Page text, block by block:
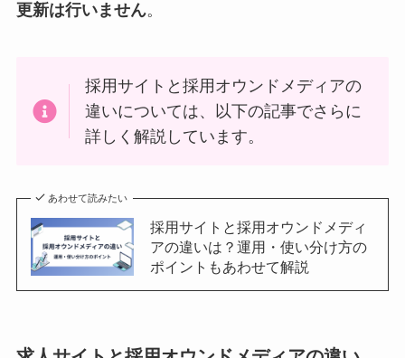
更新は行いません。
採用サイトと採用オウンドメディアの
違いについては、以下の記事でさらに
詳しく解説しています。
あわせて読みたい
採用サイトと採用オウンドメディ
アの違いは？運用・使い分け方の
ポイントもあわせて解説